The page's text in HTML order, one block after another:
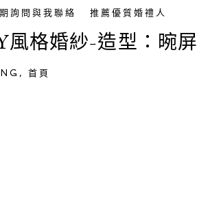
詢問與我聯絡 推薦優質婚禮人
格婚紗-造型：晼屏
,首頁